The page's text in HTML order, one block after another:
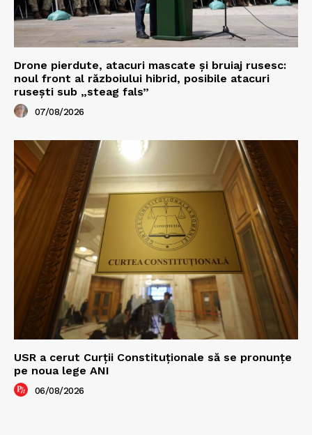
Drone pierdute, atacuri mascate și bruiaj rusesc:
noul front al războiului hibrid, posibile atacuri
rusești sub „steag fals”
07/08/2026
USR a cerut Curții Constituționale să se pronunțe
pe noua lege ANI
06/08/2026